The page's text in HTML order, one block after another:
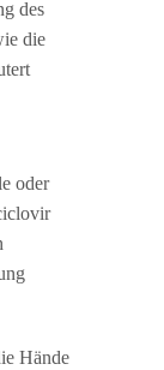
des
die
oder
Hände